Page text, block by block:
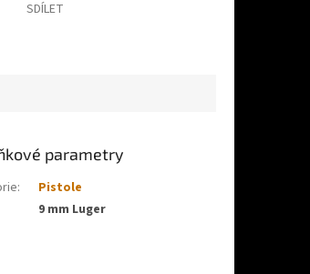
SDÍLET
parametry
:
Pistole
9 mm Luger